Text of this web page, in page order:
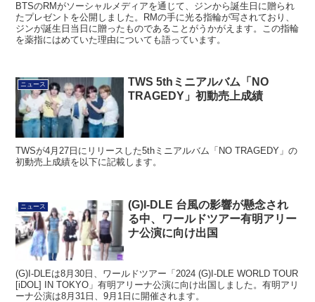
BTSのRMがソーシャルメディアを通じて、ジンから誕生日に贈られ
たプレゼントを公開しました。RMの手に光る指輪が写されており、
ジンが誕生日当日に贈ったものであることがうかがえます。この指輪
を薬指にはめていた理由についても語っています。
ニュース
TWS 5thミニアルバム「NO
TRAGEDY」初動売上成績
TWSが4月27日にリリースした5thミニアルバム「NO TRAGEDY」の
初動売上成績を以下に記載します。
ニュース
(G)I-DLE 台風の影響が懸念され
る中、ワールドツアー有明アリー
ナ公演に向け出国
(G)I-DLEは8月30日、ワールドツアー「2024 (G)I-DLE WORLD TOUR
[iDOL] IN TOKYO」有明アリーナ公演に向け出国しました。有明アリ
ーナ公演は8月31日、9月1日に開催されます。